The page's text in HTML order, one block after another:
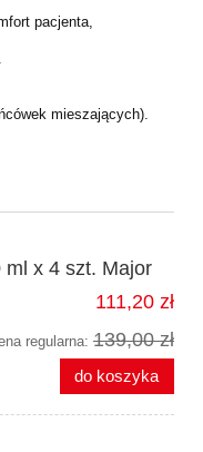
pacjenta,
mieszających).
ml x 4 szt. Major
111,20 zł
regularna: 139,00 zł
do koszyka